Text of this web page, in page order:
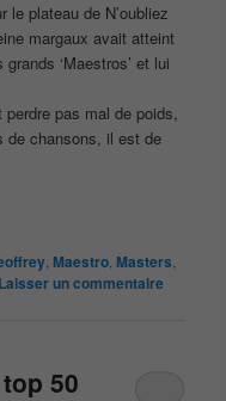
plateau de N’oubliez
margaux avait atteint
‘Maestros’ et lui
pas mal de poids,
de chansons, il est de
, Maestro, Masters,
Laisser un commentaire
50